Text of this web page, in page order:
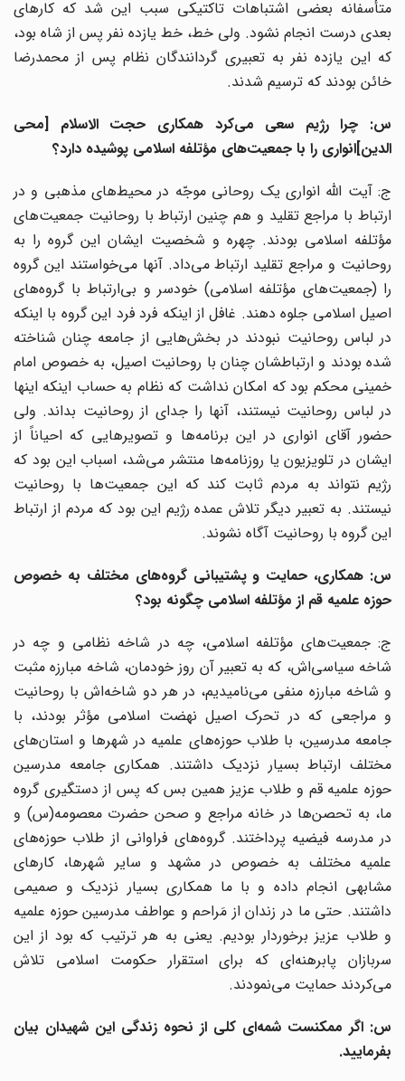
متأسفانه بعضی اشتباهات تاکتیکی سبب این شد که کارهای
بعدی درست انجام نشود. ولی خط، خط یازده نفر پس از شاه بود،
که این یازده نفر به تعبیری گردانندگان نظام پس از محمدرضا
خائن بودند که ترسیم شدند.
س: چرا رژیم سعی می‌کرد همکاری حجت الاسلام [محی
الدین]انواری را با جمعیت‌های مؤتلفه اسلامی پوشیده دارد؟
ج: آیت الله انواری یک روحانی موجّه در محیط‌های مذهبی و در
ارتباط با مراجع تقلید و هم چنین ارتباط با روحانیت جمعیت‌های
مؤتلفه اسلامی بودند. چهره و شخصیت ایشان این گروه را به
روحانیت و مراجع تقلید ارتباط می‌داد. آنها می‌خواستند این گروه
را (جمعیت‌های مؤتلفه اسلامی) خودسر و بی‌ارتباط با گروه‌های
اصیل اسلامی جلوه دهند. غافل از اینکه فرد فرد این گروه با اینکه
در لباس روحانیت نبودند در بخش‌هایی از جامعه چنان شناخته
شده بودند و ارتباطشان چنان با روحانیت اصیل، به خصوص امام
خمینی محکم بود که امکان نداشت که نظام به حساب اینکه اینها
در لباس روحانیت نیستند، آنها را جدای از روحانیت بداند. ولی
حضور آقای انواری در این برنامه‌ها و تصویرهایی که احیاناً از
ایشان در تلویزیون یا روزنامه‌ها منتشر می‌شد، اسباب این بود که
رژیم نتواند به مردم ثابت کند که این جمعیت‌ها با روحانیت
نیستند. به تعبیر دیگر تلاش عمده رژیم این بود که مردم از ارتباط
این گروه با روحانیت آگاه نشوند.
س: همکاری، حمایت و پشتیبانی گروه‌های مختلف به خصوص
حوزه علمیه قم از مؤتلفه اسلامی چگونه بود؟
ج: جمعیت‌های مؤتلفه اسلامی، چه در شاخه نظامی و چه در
شاخه سیاسی‌اش، که به تعبیر آن روز خودمان، شاخه مبارزه مثبت
و شاخه مبارزه منفی می‌نامیدیم، در هر دو شاخه‌اش با روحانیت
و مراجعی که در تحرک اصیل نهضت اسلامی مؤثر بودند، با
جامعه مدرسین، با طلاب حوزه‌های علمیه در شهرها و استان‌های
مختلف ارتباط بسیار نزدیک داشتند. همکاری جامعه مدرسین
حوزه علمیه قم و طلاب عزیز همین بس که پس از دستگیری گروه
ما، به تحصن‌ها در خانه مراجع و صحن حضرت معصومه(س) و
در مدرسه فیضیه پرداختند. گروه‌های فراوانی از طلاب حوزه‌های
علمیه مختلف به خصوص در مشهد و سایر شهرها، کارهای
مشابهی انجام داده و با ما همکاری بسیار نزدیک و صمیمی
داشتند. حتی ما در زندان از مَراحم و عواطف مدرسین حوزه علمیه
و طلاب عزیز برخوردار بودیم. یعنی به هر ترتیب که بود از این
سربازان پابرهنه‌ای که برای استقرار حکومت اسلامی تلاش
می‌کردند حمایت می‌نمودند.
س: اگر ممکنست شمه‌ای کلی از نحوه زندگی این شهیدان بیان
بفرمایید.